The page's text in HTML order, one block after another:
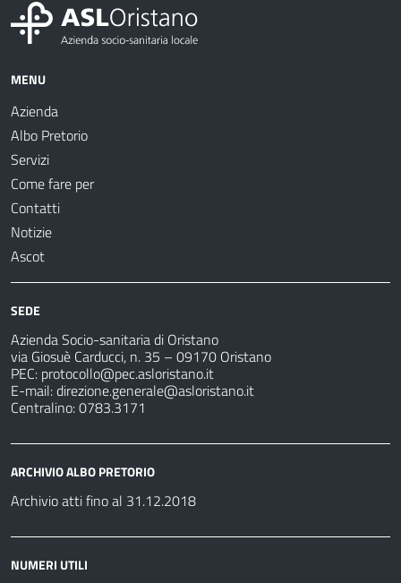
MENU
Azienda
Albo Pretorio
Servizi
Come fare per
Contatti
Notizie
Ascot
SEDE
Azienda Socio-sanitaria di Oristano
via Giosuè Carducci, n. 35 – 09170 Oristano
PEC: protocollo@pec.asloristano.it
E-mail:direzione.generale@asloristano.it
Centralino: 0783.3171
ARCHIVIO ALBO PRETORIO
Archivio atti fino al 31.12.2018
NUMERI UTILI